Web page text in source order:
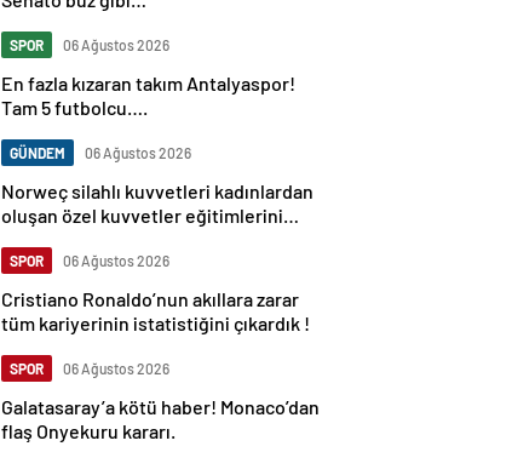
SPOR 06 Ağustos 2026
En fazla kızaran takım Antalyaspor!
Tam 5 futbolcu….
GÜNDEM 06 Ağustos 2026
Norweç silahlı kuvvetleri kadınlardan
oluşan özel kuvvetler eğitimlerini
SPOR 06 Ağustos 2026
Cristiano Ronaldo’nun akıllara zarar
tüm kariyerinin istatistiğini çıkardık !
SPOR 06 Ağustos 2026
Galatasaray’a kötü haber! Monaco’dan
flaş Onyekuru kararı.